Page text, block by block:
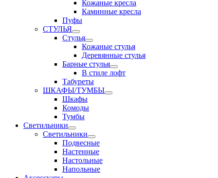
Кожаные кресла
Каминные кресла
Пуфы
СТУЛЬЯ
Стулья
Кожаные стулья
Деревянные стулья
Барные стулья
В стиле лофт
Табуреты
ШКАФЫ/ТУМБЫ
Шкафы
Комоды
Тумбы
Светильники
Светильники
Подвесные
Настенные
Настольные
Напольные